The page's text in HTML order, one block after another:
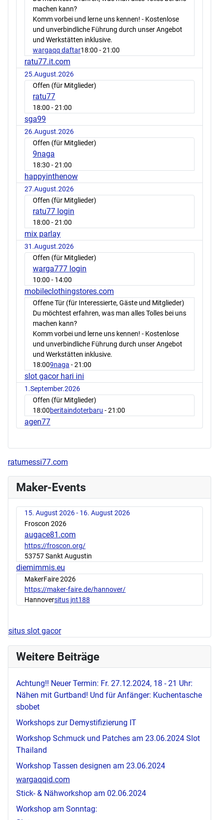
machen kann?
Komm vorbei und lerne uns kennen! - Kostenlose
und unverbindliche Führung durch unser Angebot
und Werkstätten inklusive.
wargaqq daftar18:00 - 21:00
ratu77.it.com
25.August.2026
Offen (für Mitglieder)
ratu77
18:00 - 21:00
sga99
26.August.2026
Offen (für Mitglieder)
9naga
18:30 - 21:00
happyinthenow
27.August.2026
Offen (für Mitglieder)
ratu77 login
18:00 - 21:00
mix parlay
31.August.2026
Offen (für Mitglieder)
warga777 login
10:00 - 14:00
mobileclothingstores.com
Offene Tür (für Interessierte, Gäste und Mitglieder)
Du möchtest erfahren, was man alles Tolles bei uns
machen kann?
Komm vorbei und lerne uns kennen! - Kostenlose
und unverbindliche Führung durch unser Angebot
und Werkstätten inklusive.
18:009naga - 21:00
slot gacor hari ini
1.September.2026
Offen (für Mitglieder)
18:00beritaindoterbaru - 21:00
agen77
ratumessi77.com
Maker-Events
15. August 2026 - 16. August 2026
Froscon 2026
augace81.com
https://froscon.org/
53757 Sankt Augustin
diemimmis.eu
MakerFaire 2026
https://maker-faire.de/hannover/
Hannoversitus jnt188
situs slot gacor
Weitere Beiträge
Achtung!! Neuer Termin: Fr. 27.12.2024, 18 - 21 Uhr:
Nähen mit Gurtband! Und für Anfänger: Kuchentasche
sbobet
Workshops zur Demystifizierung IT
Workshop Schmuck und Patches am 23.06.2024 Slot
Thailand
Workshop Tassen designen am 23.06.2024
wargaqqid.com
Stick- & Nähworkshop am 02.06.2024
Workshop am Sonntag: